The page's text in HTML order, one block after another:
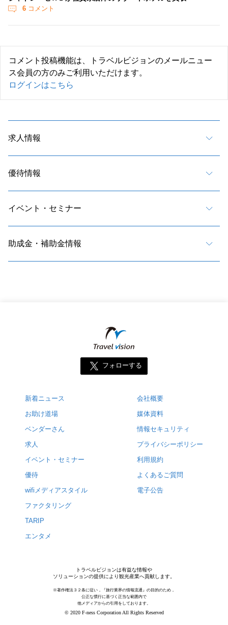
6 コメント
コメント投稿機能は、トラベルビジョンのメールニュー
ス会員の方のみご利用いただけます。
ログインはこちら
求人情報
優待情報
イベント・セミナー
助成金・補助金情報
フォローする
新着ニュース
お助け道場
ベンダーさん
求人
イベント・セミナー
優待
wifiメディアスタイル
ファクタリング
TARIP
エンタメ
会社概要
媒体資料
情報セキュリティ
プライバシーポリシー
利用規約
よくあるご質問
電子公告
トラベルビジョンは有益な情報や
ソリューションの提供により観光産業へ貢献します。
※著作権法３２条に従い，『旅行業界の情報流通』の目的のため，
公正な慣行に基づく正当な範囲内で
他メディアからの引用をしております。
© 2020 F-ness Corporation All Rights Reserved